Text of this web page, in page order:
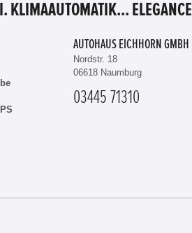
KLIMAAUTOMATIK... ELEGANCE
AUTOHAUS EICHHORN GMBH
Nordstr. 18
06618 Naumburg
03445 71310